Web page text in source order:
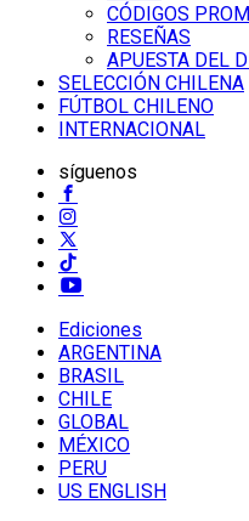
CÓDIGOS
RESEÑAS
APUESTA DEL
SELECCIÓN CHILENA
FÚTBOL CHILENO
INTERNACIONAL
síguenos
Ediciones
ARGENTINA
BRASIL
CHILE
GLOBAL
MÉXICO
PERU
US ENGLISH